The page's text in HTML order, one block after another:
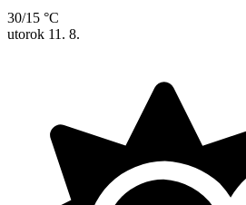
30/15 °C
utorok 11. 8.